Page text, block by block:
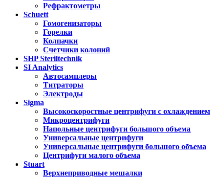
Рефрактометры
Schuett
Гомогенизаторы
Горелки
Колпачки
Счетчики колоний
SHP Steriltechnik
SI Analytics
Автосамплеры
Титраторы
Электроды
Sigma
Высокоскоростные центрифуги с охлаждением
Микроцентрифуги
Напольные центрифуги большого объема
Универсальные центрифуги
Универсальные центрифуги большого объема
Центрифуги малого объема
Stuart
Верхнеприводные мешалки